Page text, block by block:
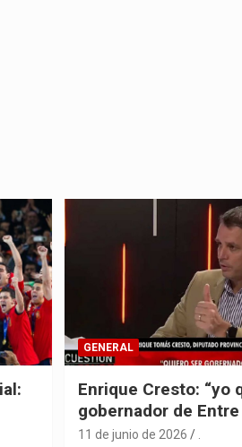
GENERAL
Enrique Cresto: “yo
gobernador de Entre
11 de junio de 2026